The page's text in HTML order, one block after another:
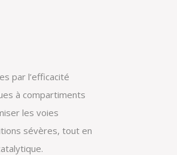
par l’efficacité
à compartiments
les voies
sévères, tout en